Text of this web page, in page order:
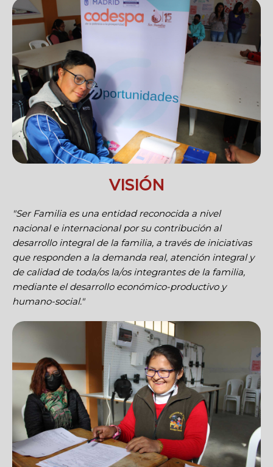
VISIÓN
"Ser Familia es una entidad reconocida a nivel
nacional e internacional por su contribución al
desarrollo integral de la familia, a través de iniciativas
que responden a la demanda real, atención integral y
de calidad de toda/os la/os integrantes de la familia,
mediante el desarrollo económico-productivo y
humano-social."